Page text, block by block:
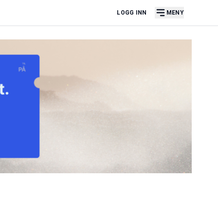
LOGG INN MENY